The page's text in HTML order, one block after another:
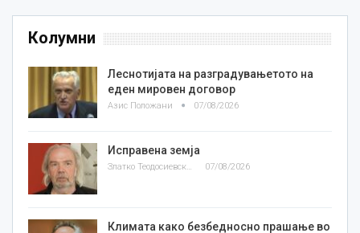
Колумни
Леснотијата на разградувањетото на
еден мировен договор
Азис Положани 07/08/2026
Исправена земја
Златко Теодосиевски 07/08/2026
Климата како безбедносно прашање во